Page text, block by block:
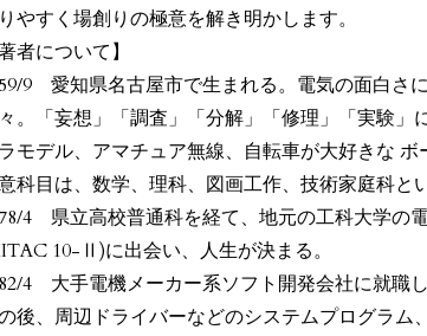
やすく場創りの極意を解き明かします。
著者について】
9 愛知県名古屋市で生まれる。電気の面白さ
。「妄想」「調査」「分解」「修理」「実験」
モデル、アマチュア無線、自転車が大好きな ボ
科目は、数学、理科、図画工作、技術家庭科と
4 県立高校普通科を経て、地元の工科大学の
10-Ⅱ)に出会い、人生が決まる。
4 大手電機メーカー系ソフト開発会社に就職
後、周辺ドライバーなどのシステムプログラ